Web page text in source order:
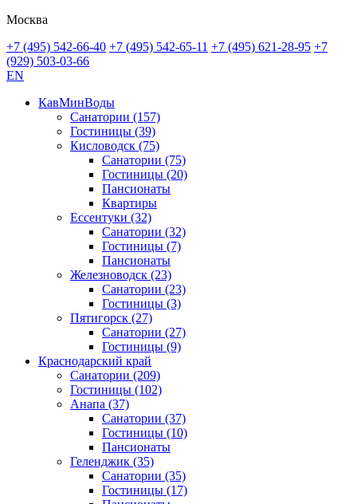
Москва
+7 (495) 542-66-40 +7 (495) 542-65-11 +7 (495) 621-28-95 +7
(929) 503-03-66
EN
КавМинВоды
Санатории (157)
Гостиницы (39)
Кисловодск (75)
Санатории (75)
Гостиницы (20)
Пансионаты
Квартиры
Ессентуки (32)
Санатории (32)
Гостиницы (7)
Пансионаты
Железноводск (23)
Санатории (23)
Гостиницы (3)
Пятигорск (27)
Санатории (27)
Гостиницы (9)
Краснодарский край
Санатории (209)
Гостиницы (102)
Анапа (37)
Санатории (37)
Гостиницы (10)
Пансионаты
Геленджик (35)
Санатории (35)
Гостиницы (17)